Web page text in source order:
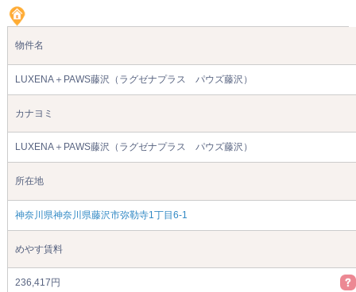
物件名
LUXENA＋PAWS藤沢（ラグゼナプラス パウズ藤沢）
カナヨミ
LUXENA＋PAWS藤沢（ラグゼナプラス パウズ藤沢）
所在地
神奈川県神奈川県藤沢市弥勒寺1丁目6-1
めやす賃料
236,417円